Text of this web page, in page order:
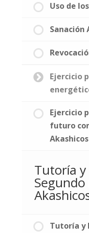
Uso de
Sanación
Ejercicio
Ejercicio
futuro
Akashicos
Tutoría
Tutoría y